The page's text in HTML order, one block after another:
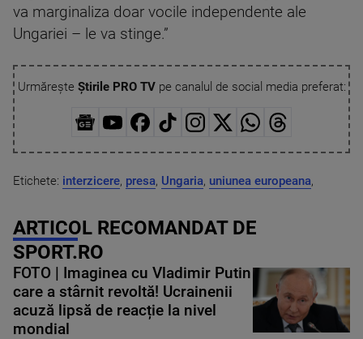
va marginaliza doar vocile independente ale
Ungariei – le va stinge.”
Urmărește Știrile PRO TVpe canalul de social media preferat:
Etichete: interzicere, presa, Ungaria, uniunea europeana,
ARTICOL RECOMANDAT DE
SPORT.RO
FOTO | Imaginea cu Vladimir Putin
care a stârnit revoltă! Ucrainenii
acuză lipsă de reacție la nivel
mondial